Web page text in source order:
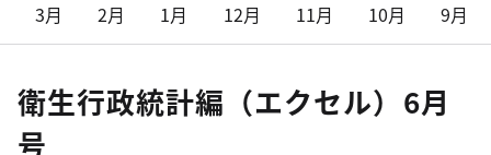
3月 2月 1月 12月 11月 10月 9月
衛生行政統計編（エクセル）6月
号